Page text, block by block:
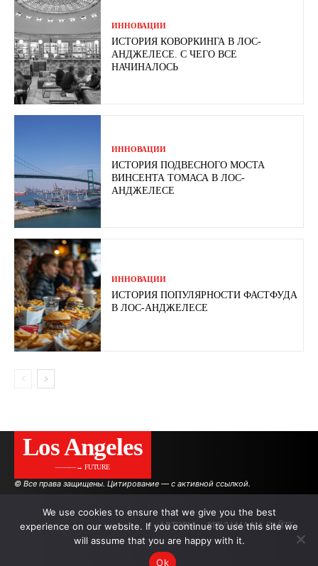
ИННОВАЦИИ
ИСТОРИЯ КОВОРКИНГА В ЛОС-
АНДЖЕЛЕСЕ. С ЧЕГО ВСЕ
НАЧИНАЛОСЬ
ИННОВАЦИИ
ИСТОРИЯ ПОДВЕСНОГО МОСТА
ВИНСЕНТА ТОМАСА В ЛОС-
АНДЖЕЛЕСЕ
ИННОВАЦИИ
ИСТОРИЯ ПОПУЛЯРНОСТИ ФАСТФУДА
В ЛОС-АНДЖЕЛЕСЕ
Los Angeles
———→ FUTURE
© Все права защищены. Цитирование — с активной ссылкой.
АВТОРЫ РЕКЛАМА НА САЙТЕ
We use cookies to ensure that we give you the best
experience on our website. If you continue to use this site we
will assume that you are happy with it.
Ok